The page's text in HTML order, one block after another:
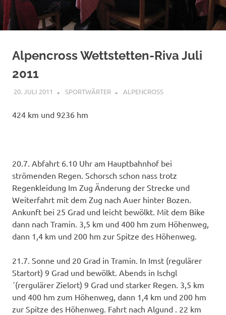
Alpencross Wettstetten-Riva Juli
2011
20. JULI 2011 SPORTWÄRTER ALPENCROSS
424 km und 9236 hm
20.7. Abfahrt 6.10 Uhr am Hauptbahnhof bei
strömenden Regen. Schorsch schon nass trotz
Regenkleidung Im Zug Änderung der Strecke und
Weiterfahrt mit dem Zug nach Auer hinter Bozen.
Ankunft bei 25 Grad und leicht bewölkt. Mit dem Bike
dann nach Tramin. 3,5 km und 400 hm zum Höhenweg,
dann 1,4 km und 200 hm zur Spitze des Höhenweg.
21.7. Sonne und 20 Grad in Tramin. In Imst (regulärer
Startort) 9 Grad und bewölkt. Abends in Ischgl
´(rergulärer Zielort) 9 Grad und starker Regen. 3,5 km
und 400 hm zum Höhenweg, dann 1,4 km und 200 hm
zur Spitze des Höhenweg. Fahrt nach Algund . 22 km